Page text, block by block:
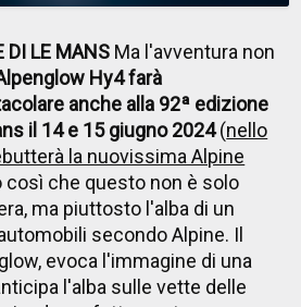
DI LE MANS Ma l'avventura non
Hy4 farà
anche alla 92ª edizione
il 14 e 15 giugno 2024(nello
la nuovissima Alpine
così che questo non è solo
ma piuttosto l'alba di un
secondo Alpine. Il
evoca l'immagine di una
l'alba sulle vette delle